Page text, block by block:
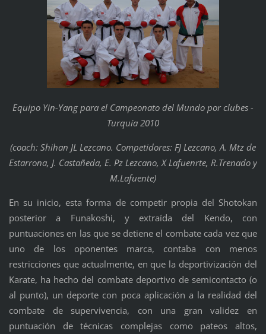
Equipo Yin-Yang para el Campeonato del Mundo por clubes -
Turquía 2010
(coach: Shihan JL Lezcano. Competidores: FJ Lezcano, A. Mtz de
Estarrona, J. Castañeda, E. Pz Lezcano, X Lafuenrte, R.Trenado y
M.Lafuente)
En su inicio, esta forma de competir propia del Shotokan
posterior a Funakoshi, y extraída del Kendo, con
puntuaciones en las que se detiene el combate cada vez que
uno de los oponentes marca, contaba con menos
restricciones que actualmente, en que la deportivización del
Karate, ha hecho del combate deportivo de semicontacto (o
al punto), un deporte con poca aplicación a la realidad del
combate de supervivencia, con una gran validez en
puntuación de técnicas complejas como pateos altos,